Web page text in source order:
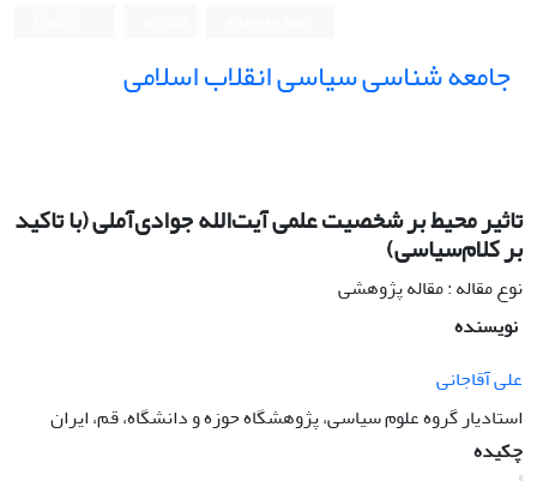
جامعه شناسی سیاسی انقلاب اسلامی
تاثیر محیط بر شخصیت علمی آیت‌الله جوادی‌آملی (با تاکید
بر کلام‌سیاسی)
نوع مقاله : مقاله پژوهشی
نویسنده
علی آقاجانی
استادیار گروه علوم سیاسی، پژوهشگاه حوزه و دانشگاه، قم، ایران
چکیده